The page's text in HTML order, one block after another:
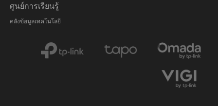
ศูนย์การเรียนรู้
คลังข้อมูลเทคโนโลยี